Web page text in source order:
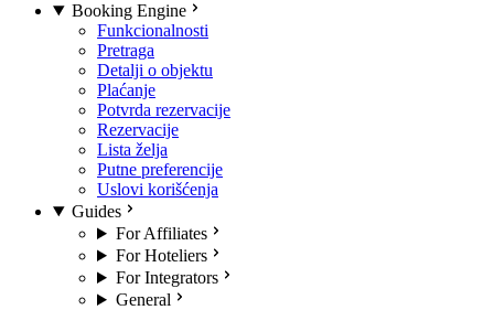
Booking Engine
Funkcionalnosti
Pretraga
Detalji o objektu
Plaćanje
Potvrda rezervacije
Rezervacije
Lista želja
Putne preferencije
Uslovi korišćenja
Guides
For Affiliates
For Hoteliers
For Integrators
General